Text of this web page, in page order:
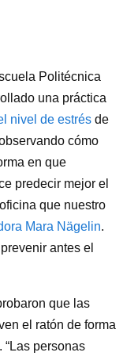
Politécnica
una práctica
nivel de estrés de
cómo
en que
predecir mejor el
que nuestro
Mara Nägelin.
antes el
que las
el ratón de forma
personas